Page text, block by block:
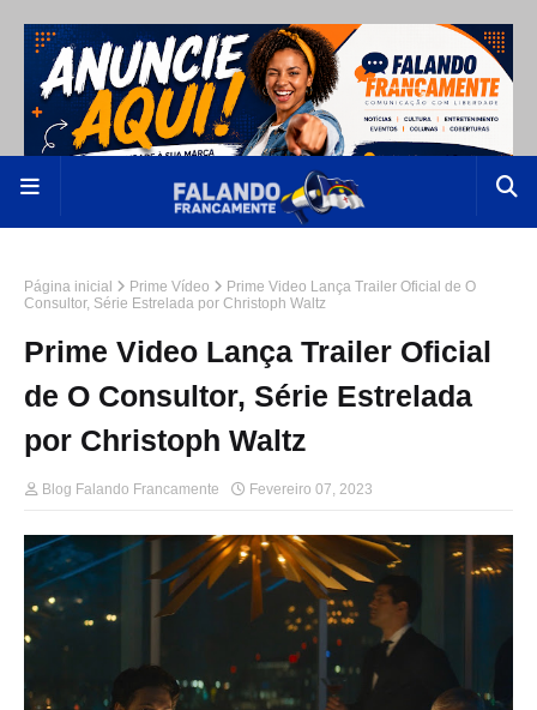
Página inicial Prime Vídeo
Prime Video Lança Trailer Oficial de O
Consultor, Série Estrelada por Christoph Waltz
Prime Video Lança Trailer Oficial
de O Consultor, Série Estrelada
por Christoph Waltz
Blog Falando Francamente Fevereiro 07, 2023